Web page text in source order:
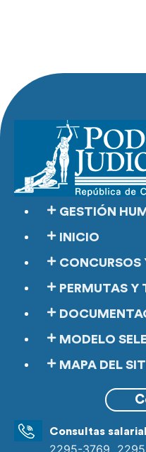
GESTIÓN
INICIO
PERMUTAS Y
MODELO
MAPA DEL
Consultas
2295-3769